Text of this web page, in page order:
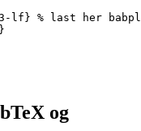
lf} % last her
og